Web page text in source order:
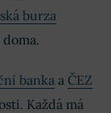
burza
banka a ČEZ
Každá má